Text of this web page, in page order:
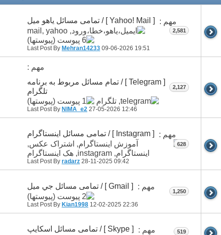
مهم : [ Yahoo! Mail ] / تمامی مسائل ياهو ميل
Last Post By Mehran14233 09-06-2026 19:51
2,581
مهم :
[ Telegram ] / تمام مسائل مربوط به برنامه
تلگرام
Last Post By NIMA_e2 27-05-2026 12:46
2,127
مهم : [ Instagram ] / تمامی مسائل اینستاگرام
Last Post By radarz 28-11-2025 09:42
628
مهم : [ Gmail ] / تمامی مسائل جي ميل
Last Post By Kian1998 12-02-2025 22:36
1,250
مهم : [ Skype ] / تمامی مسائل اسکایپ 519